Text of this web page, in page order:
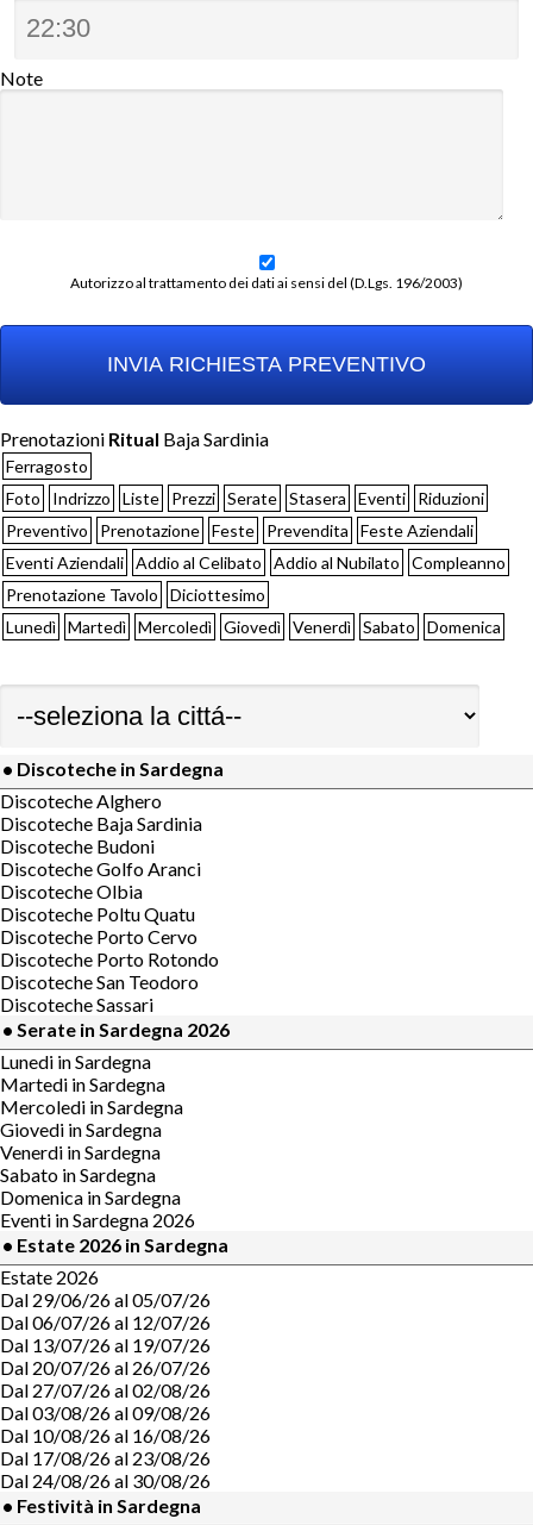
Note
Autorizzo al trattamento dei dati ai sensi del (D.Lgs. 196/2003)
Prenotazioni Ritual Baja Sardinia
Ferragosto
Foto
Indrizzo Liste Prezzi Serate Stasera Eventi
Riduzioni
Preventivo
Prenotazione Feste Prevendita
Feste Aziendali
Eventi Aziendali Addio al Celibato Addio al Nubilato
Compleanno
Prenotazione Tavolo
Diciottesimo
Lunedì Martedì Mercoledì Giovedì Venerdì Sabato Domenica
• Discoteche in Sardegna
Discoteche Alghero
Discoteche Baja Sardinia
Discoteche Budoni
Discoteche Golfo Aranci
Discoteche Olbia
Discoteche Poltu Quatu
Discoteche Porto Cervo
Discoteche Porto Rotondo
Discoteche San Teodoro
Discoteche Sassari
• Serate in Sardegna 2026
Lunedi in Sardegna
Martedi in Sardegna
Mercoledi in Sardegna
Giovedi in Sardegna
Venerdi in Sardegna
Sabato in Sardegna
Domenica in Sardegna
Eventi in Sardegna 2026
• Estate 2026 in Sardegna
Estate 2026
Dal 29/06/26 al 05/07/26
Dal 06/07/26 al 12/07/26
Dal 13/07/26 al 19/07/26
Dal 20/07/26 al 26/07/26
Dal 27/07/26 al 02/08/26
Dal 03/08/26 al 09/08/26
Dal 10/08/26 al 16/08/26
Dal 17/08/26 al 23/08/26
Dal 24/08/26 al 30/08/26
• Festività in Sardegna